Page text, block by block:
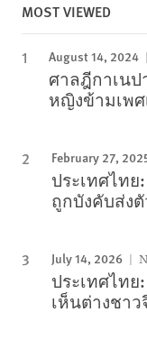
MOST VIEWED
August 14, 2024
ศาลฎีกาเน
หญิงข้ามเพ
February 27,
ประเทศไท
ถูกบังคับส่ง
July 14, 2026
ประเทศไท
เห็นต่างชา